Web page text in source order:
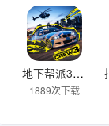
地下帮派3 v2.2安卓版
1889次下载